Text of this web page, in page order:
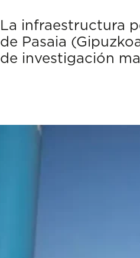
La infraestructura
de Pasaia
de investigación